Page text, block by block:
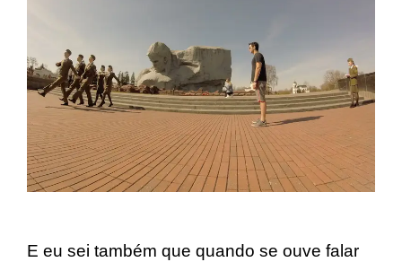
E eu sei também que quando se ouve falar